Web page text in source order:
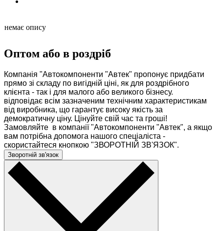
немає опису
Оптом або в роздріб
Компанія "Автокомпоненти "Автек" пропонує придбати
прямо зі складу по вигідній ціні, як для роздрібного
клієнта - так і для малого або великого бізнесу.
відповідає всім зазначеним технічним характеристикам
від виробника, що гарантує високу якість за
демократичну ціну. Цінуйте свій час та гроші!
Замовляйте в компанії "Автокомпоненти "Автек", а якщо
вам потрібна допомога нашого спеціаліста -
скористайтеся кнопкою "ЗВОРОТНІЙ ЗВ'ЯЗОК".
Зворотній зв'язок